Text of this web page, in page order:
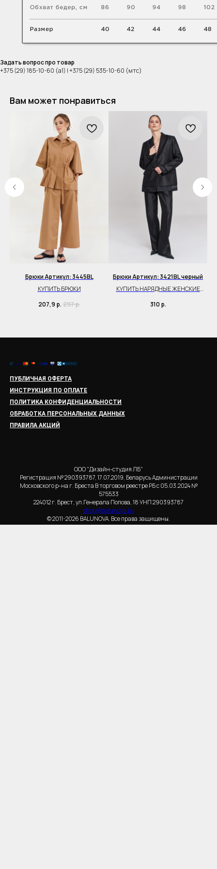
Задать вопрос про товар
+375 (29) 185-10-60 (а1) | +375 (29) 535-10-60 (мтс)
Вам может понравиться
Брюки Артикул: 3445BL
КУПИТЬ БРЮКИ
207,9 р. 297р.
Брюки Артикул: 3421BL черный
КУПИТЬ НАРЯДНЫЕ ЖЕНСКИЕ
310 р.
ПУБЛИЧНАЯ ОФЕРТА
ИНСТРУКЦИЯ ПО ОПЛАТЕ
ПОЛИТИКА КОНФИДЕНЦИАЛЬНОСТИ
ОБРАБОТКА ПЕРСОНАЛЬНЫХ ДАННЫХ
ПРАВИЛА АКЦИЙ
ООО "Дизайн-студия ЛБ"
Регистрация № 290393787, 17.07.2019, Беларусь Администрации
Московского р-на г. Бреста В торговом реестре РБ с 05.03.2024 №
575533
224012 г. Брест, ул.Генерала Попова, 18 УНП 290393787
shop@balunova.by
© 2011-2026 BALUNOVA. Все права защищены.